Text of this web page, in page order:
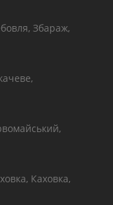
Збараж,
Каховка,